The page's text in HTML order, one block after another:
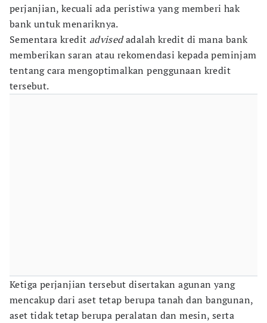
perjanjian, kecuali ada peristiwa yang memberi hak
bank untuk menariknya.
Sementara kredit advisedadalah kredit di mana bank
memberikan saran atau rekomendasi kepada peminjam
tentang cara mengoptimalkan penggunaan kredit
tersebut.
Ketiga perjanjian tersebut disertakan agunan yang
mencakup dari aset tetap berupa tanah dan bangunan,
aset tidak tetap berupa peralatan dan mesin, serta